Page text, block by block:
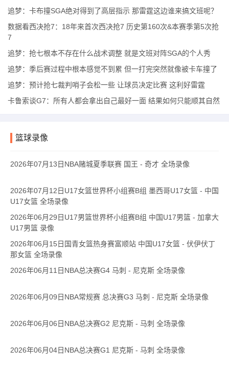
追梦：卡布撞SGA绝对得到了高层指示 那雷霆这边谁来搞文班呢？
数据看西决抢7：18年来首次西决抢7 历史第160次&本赛季第5次抢
7
追梦：抢七根本不存在什么战术调整 就是文班对阵SGA的个人秀
追梦：季后赛过程中根本感觉不到累 但一打完突然就像被卡车撞了
追梦：预计抢七裁判哨子会松一些 让球员决定比赛 这利好雷霆
卡鲁索谈G7：所有人都会拿出自己最好一面 结果如何只能顺其自然
篮球录像
2026年07月13日NBA赌城夏季联赛 国王 - 奇才 全场录像
2026年07月12日U17女篮世界杯小组赛B组 墨西哥U17女篮 - 中国
U17女篮 全场录像
2026年06月29日U17男篮世界杯小组赛B组 中国U17男篮 - 加拿大
U17男篮 录像
2026年06月15日国青女篮热身赛富顺站 中国U17女篮 - 伏伊伏丁
那女篮 全场录像
2026年06月11日NBA总决赛G4 马刺 - 尼克斯 全场录像
2026年06月09日NBA常规赛 总决赛G3 马刺 - 尼克斯 全场录像
2026年06月06日NBA总决赛G2 尼克斯 - 马刺 全场录像
2026年06月04日NBA总决赛G1 尼克斯 - 马刺 全场录像